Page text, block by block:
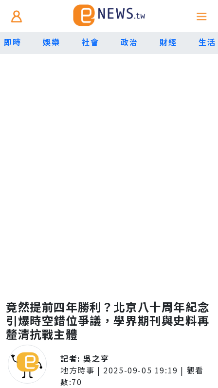
即時 娛樂 社會 政治 財經 生活
竟然提前四年勝利？北京八十周年紀念
引爆時空錯位爭議，學界期刊與史料再
釐清抗戰主體
記者:吳之亨
地方時事 | 2025-09-05 19:19 | 觀看
數:70